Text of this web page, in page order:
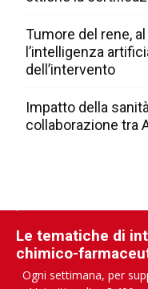
Tumore del rene,
l’intelligenza
dell’intervento
Impatto della
collaborazione tra
Le tematiche di
chimico-
Ogni settimana, per